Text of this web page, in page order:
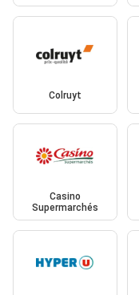
Colruyt
Casino
Supermarchés